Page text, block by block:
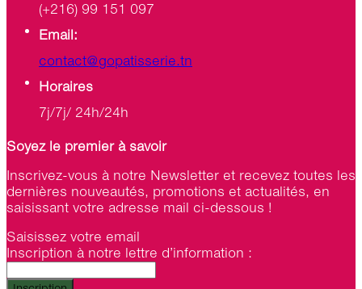
(+216) 99 151 097
Email:
contact@gopatisserie.tn
Horaires
7j/7j/ 24h/24h
Soyez le premier à savoir
Inscrivez-vous à notre Newsletter et recevez toutes les
dernières nouveautés, promotions et actualités, en
saisissant votre adresse mail ci-dessous !
Saisissez votre email
Inscription à notre lettre d’information :